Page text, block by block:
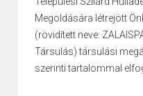
Megoldására létrejött
(rövidített neve:
Társulás) társulási
szerinti tartalommal